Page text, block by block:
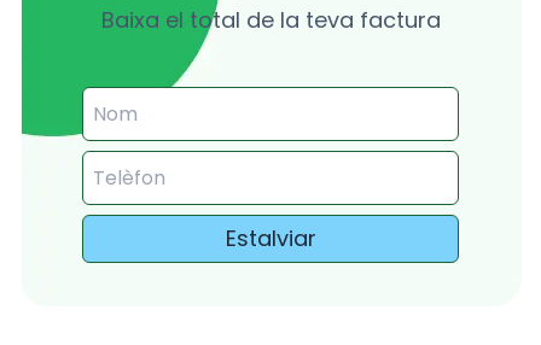
Baixa el total de la teva factura
Estalviar